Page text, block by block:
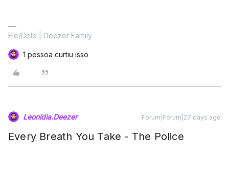
Ele/Dele | Deezer Family
1 pessoa curtiu isso
Leonídia.Deezer Forum|Forum|27 days ago
Every Breath You Take - The Police